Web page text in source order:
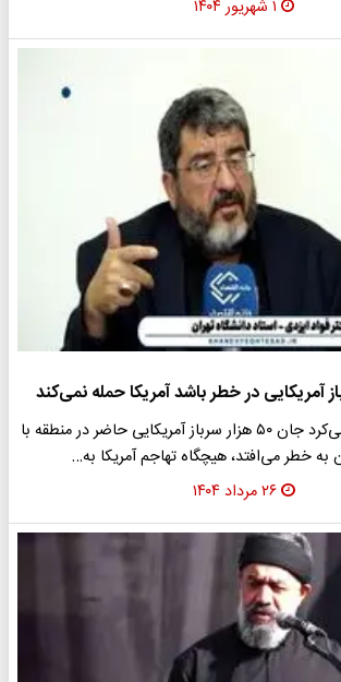
۱ شهریور ۱۴۰۴
اگر دشمن احساس می‌کرد جان ۵۰ هزار سرباز آمریکایی حاضر در منطقه با
به خطر می‌افتد، هیچگاه تهاجم آمریکا به…
۲۶ مرداد ۱۴۰۴